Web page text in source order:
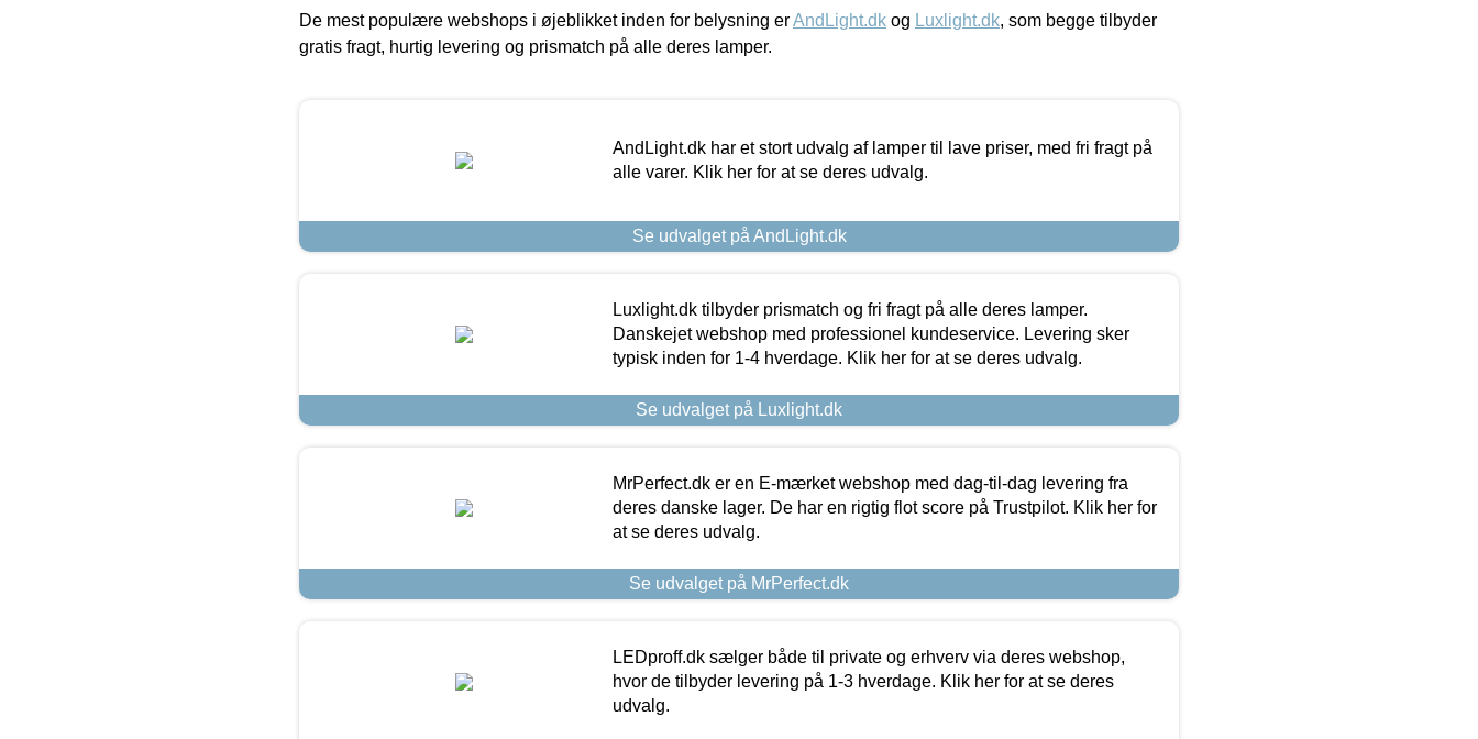
De mest populære webshops i øjeblikket inden for belysning erAndLight.dk og Luxlight.dk, som begge tilbyder
gratis fragt, hurtig levering og prismatch på alle deres lamper.
AndLight.dk har et stort udvalg af lamper til lave priser, med fri fragt på
alle varer. Klik her for at se deres udvalg.
Se udvalget på AndLight.dk
Luxlight.dk tilbyder prismatch og fri fragt på alle deres lamper.
Danskejet webshop med professionel kundeservice. Levering sker
typisk inden for 1-4 hverdage. Klik her for at se deres udvalg.
Se udvalget på Luxlight.dk
MrPerfect.dk er en E-mærket webshop med dag-til-dag levering fra
deres danske lager. De har en rigtig flot score på Trustpilot. Klik her for
at se deres udvalg.
Se udvalget på MrPerfect.dk
LEDproff.dk sælger både til private og erhverv via deres webshop,
hvor de tilbyder levering på 1-3 hverdage. Klik her for at se deres
udvalg.